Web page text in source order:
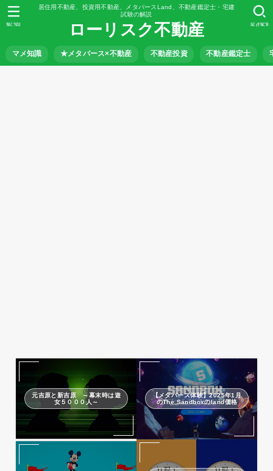
居住用不動産、投資用不動産、メタバースLand、不動産鑑定士・宅建
試験の解説
ローリスク不動産
マメ知識 ★メタバース×不動産 不動産投資 不動産鑑定士
SEARCH
MENU
元吉原と新吉原 ～幕末時は遊
女５０００人～
【メタバース体験】2025年1月
のThe Sandboxのland価格